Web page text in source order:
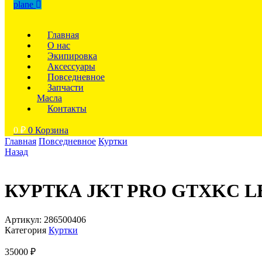
plane
Главная
О нас
Экипировка
Аксессуары
Повседневное
Запчасти
Масла
Контакты
0 ₽ 0 Корзина
Главная Повседневное Куртки
Назад
КУРТКА JKT PRO GTXKC
Артикул: 286500406
Категория Куртки
35000 ₽